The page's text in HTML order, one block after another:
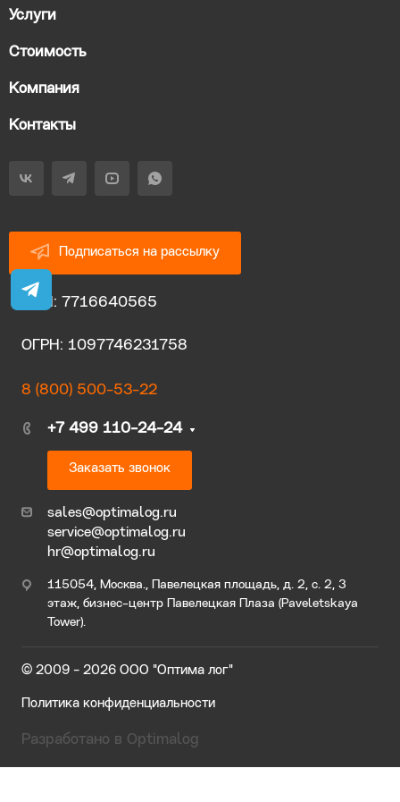
Услуги
Стоимость
Компания
Контакты
Подписаться на рассылку
ИНН: 7716640565
ОГРН: 1097746231758
8 (800) 500-53-22
+7 499 110-24-24
Заказать звонок
sales@optimalog.ru
service@optimalog.ru
hr@optimalog.ru
115054, Москва., Павелецкая площадь, д. 2, с. 2, 3
этаж, бизнес-центр Павелецкая Плаза (Paveletskaya
Tower).
© 2009 - 2026 ООО "Оптима лог"
Политика конфиденциальности
Разработано в Optimalog